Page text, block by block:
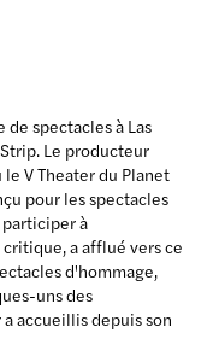
spectacles à Las
Le producteur
V Theater du Planet
pour les spectacles
à
a afflué vers ce
d'hommage,
uns des
accueillis depuis son